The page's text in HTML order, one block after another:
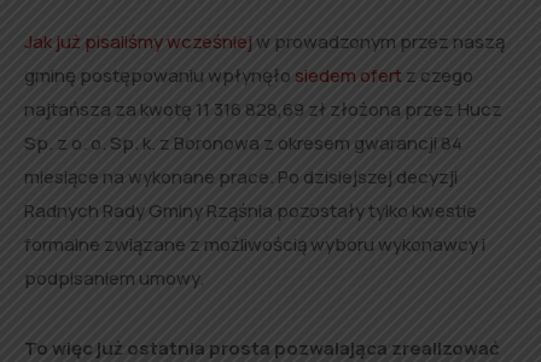
Jak już pisaliśmy wcześniejw prowadzonym przez naszą
gminę postępowaniu wpłynęło siedem ofertz czego
najtańsza za kwotę 11 316 828,69 zł złożona przez Hucz
Sp. z o. o. Sp. k. z Boronowa z okresem gwarancji 84
miesiące na wykonane prace. Po dzisiejszej decyzji
Radnych Rady Gminy Rząśnia pozostały tylko kwestie
formalne związane z możliwością wyboru wykonawcy i
podpisaniem umowy.
To więc już ostatnia prosta pozwalająca zrealizować